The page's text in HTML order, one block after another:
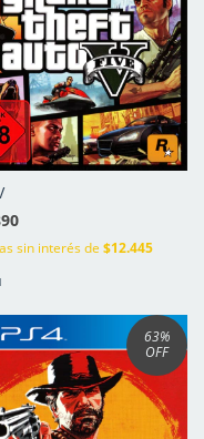
sin interés de $12.445
63%
OFF